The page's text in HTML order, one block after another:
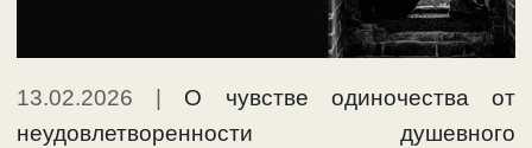
13.02.2026 | О чувстве одиночества от
неудовлетворенности душевного